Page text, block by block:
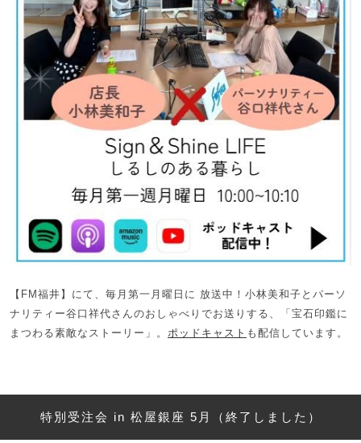
【FM福井】にて、毎月第一月曜日に 放送中！小林美和子とパーソ
ナリティー谷口祥代さんのおしゃべりでお送りする、「宝石印鑑に
まつわる素敵なストーリー」。 ポッドキャスト も配信しています。
特別受注会 in 松屋銀座 5月（終了しました）